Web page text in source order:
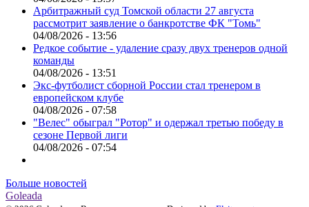
Арбитражный суд Томской области 27 августа
рассмотрит заявление о банкротстве ФК "Томь"
04/08/2026 - 13:56
Редкое событие - удаление сразу двух тренеров одной
команды
04/08/2026 - 13:51
Экс-футболист сборной России стал тренером в
европейском клубе
04/08/2026 - 07:58
"Велес" обыграл "Ротор" и одержал третью победу в
сезоне Первой лиги
04/08/2026 - 07:54
Больше новостей
Goleada